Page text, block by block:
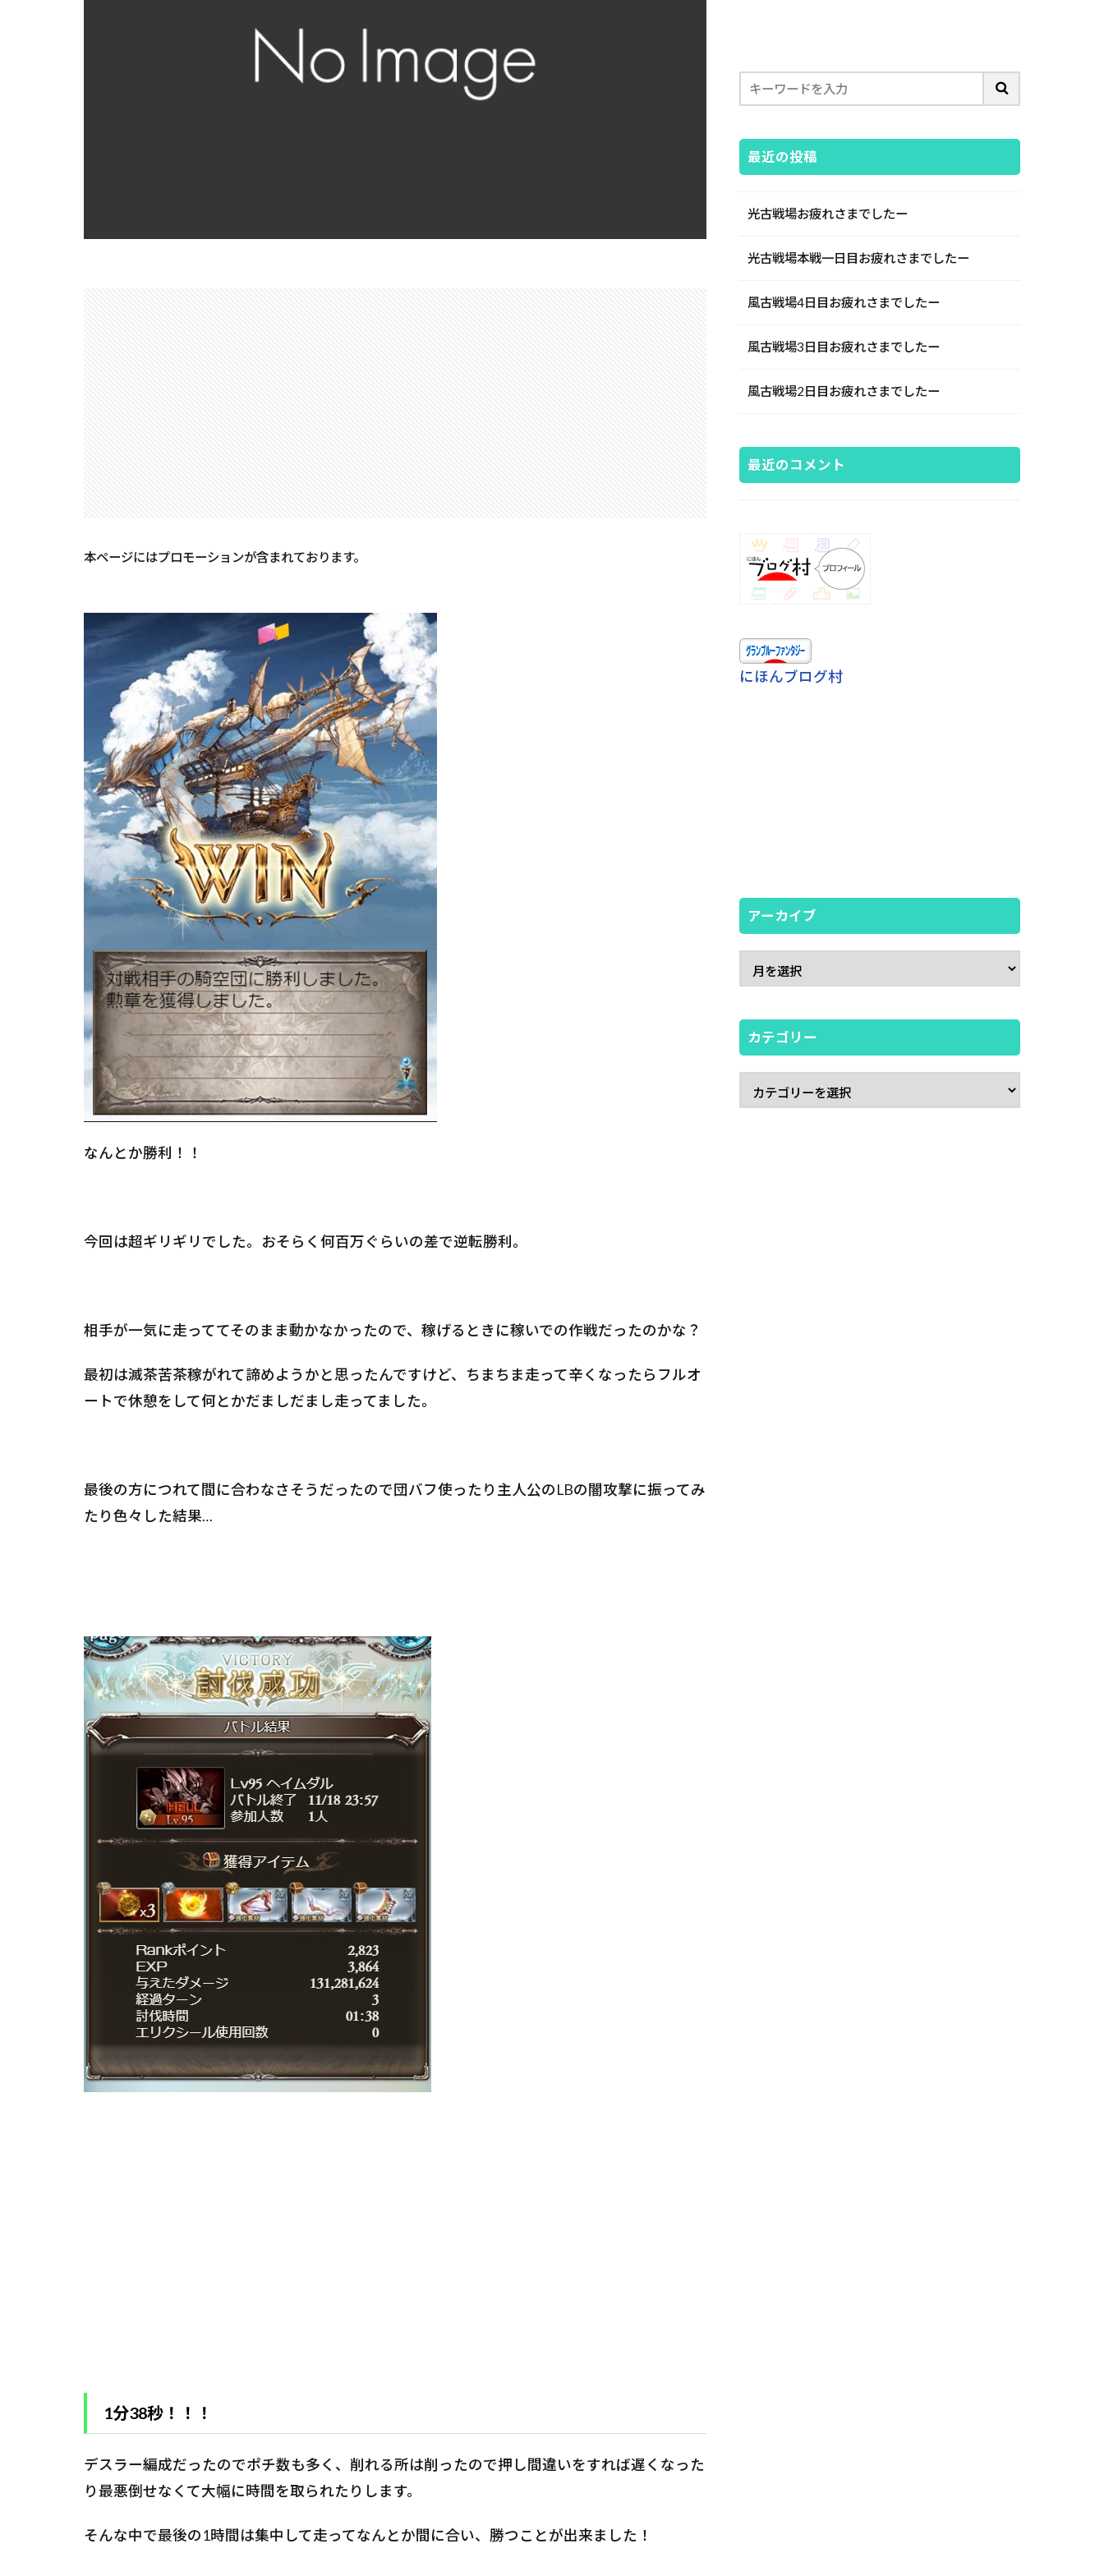
本ページにはプロモーションが含まれております。
なんとか勝利！！
今回は超ギリギリでした。おそらく何百万ぐらいの差で逆転勝利。
相手が一気に走っててそのまま動かなかったので、稼げるときに稼いでの作戦だったのかな？
最初は滅茶苦茶稼がれて諦めようかと思ったんですけど、ちまちま走って辛くなったらフルオ
ートで休憩をして何とかだましだまし走ってました。
最後の方につれて間に合わなさそうだったので団バフ使ったり主人公のLBの闇攻撃に振ってみ
たり色々した結果…
1分38秒！！！
デスラー編成だったのでポチ数も多く、削れる所は削ったので押し間違いをすれば遅くなった
り最悪倒せなくて大幅に時間を取られたりします。
そんな中で最後の1時間は集中して走ってなんとか間に合い、勝つことが出来ました！
最近の投稿
光古戦場お疲れさまでしたー
光古戦場本戦一日目お疲れさまでしたー
風古戦場4日目お疲れさまでしたー
風古戦場3日目お疲れさまでしたー
風古戦場2日目お疲れさまでしたー
最近のコメント
にほんブログ村
アーカイブ
カテゴリー